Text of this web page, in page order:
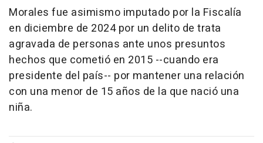
Morales fue asimismo imputado por la Fiscalía
en diciembre de 2024 por un delito de trata
agravada de personas ante unos presuntos
hechos que cometió en 2015 --cuando era
presidente del país-- por mantener una relación
con una menor de 15 años de la que nació una
niña.